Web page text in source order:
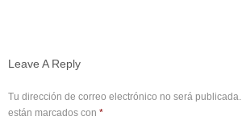
Leave A Reply
Tu dirección de correo electrónico no será publicada.
están marcados con *